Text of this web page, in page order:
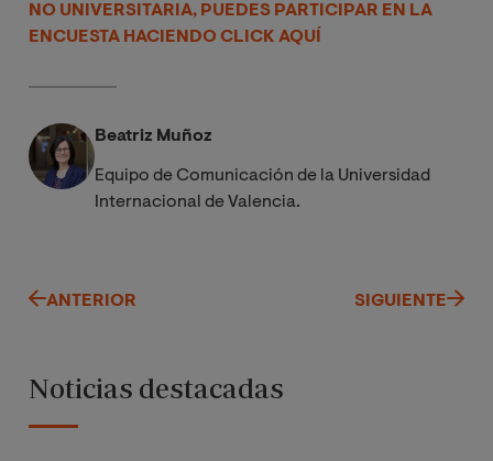
NO UNIVERSITARIA, PUEDES PARTICIPAR EN LA
ENCUESTA HACIENDO CLICK AQUÍ
Beatriz Muñoz
Equipo de Comunicación de la Universidad
Internacional de Valencia.
ANTERIOR SIGUIENTE
Noticias destacadas